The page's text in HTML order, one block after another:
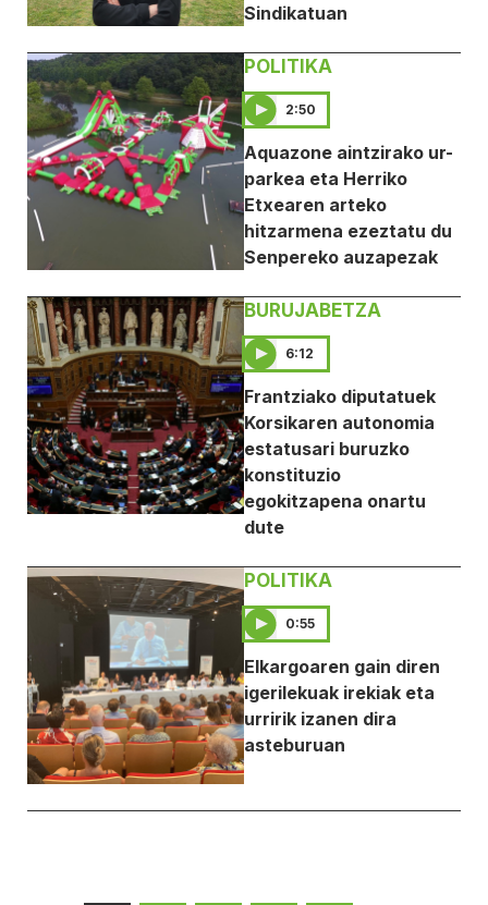
Sindikatuan
POLITIKA
2:50
Aquazone aintzirako ur-
parkea eta Herriko
Etxearen arteko
hitzarmena ezeztatu du
Senpereko auzapezak
BURUJABETZA
6:12
Frantziako diputatuek
Korsikaren autonomia
estatusari buruzko
konstituzio
egokitzapena onartu
dute
POLITIKA
0:55
Elkargoaren gain diren
igerilekuak irekiak eta
urririk izanen dira
asteburuan